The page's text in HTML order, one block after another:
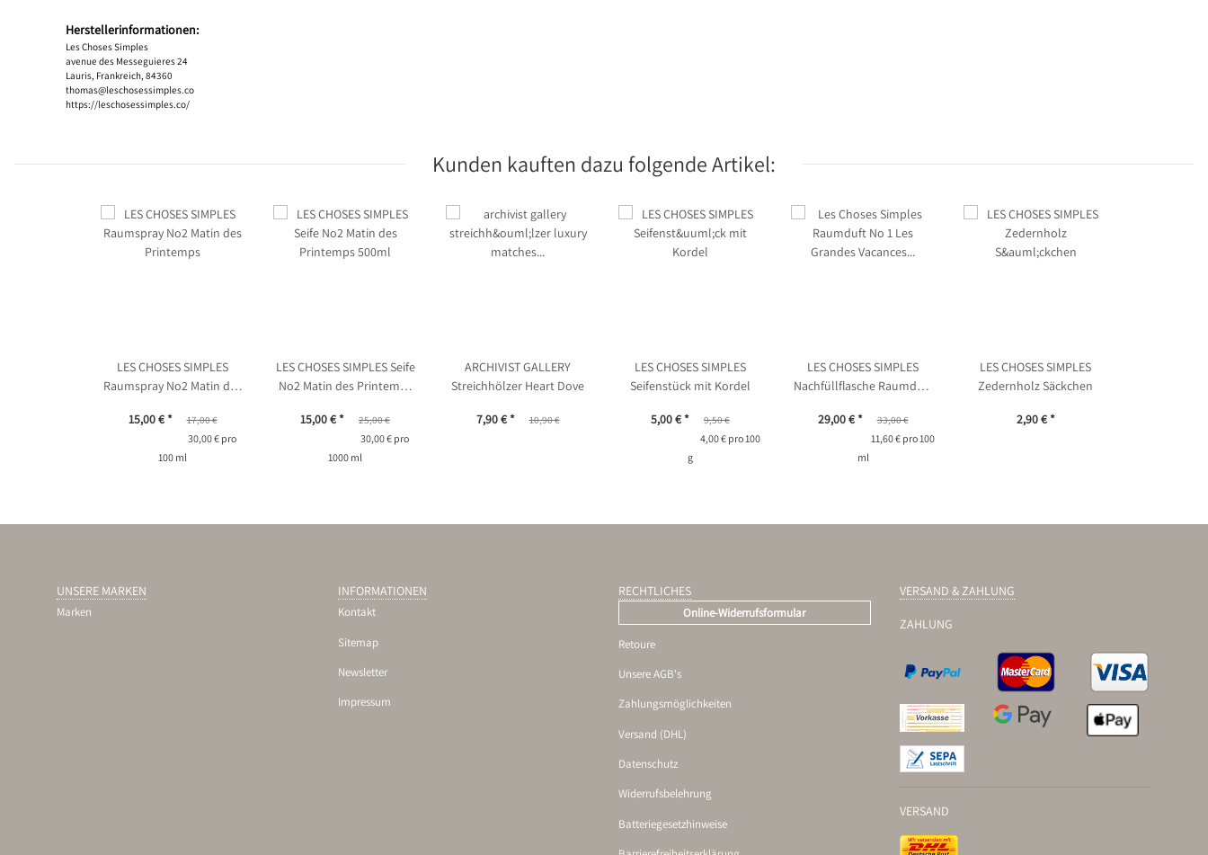
Herstellerinformationen:
Les Choses Simples
avenue des Messeguieres 24
Lauris, Frankreich, 84360
thomas@leschosessimples.co
https://leschosessimples.co/
Kunden kauften dazu folgende Artikel:
LES CHOSES SIMPLES
Raumspray No2 Matin des
15,00 € * 17,00 €
30,00 € pro
100 ml
LES CHOSES SIMPLES Seife
No2 Matin des Printemps
15,00 € * 25,00 €
30,00 € pro
1000 ml
ARCHIVIST GALLERY
Streichhölzer Heart Dove
7,90 € * 10,90 €
LES CHOSES SIMPLES
Seifenstück mit Kordel
5,00 € * 9,50 €
4,00 € pro 100
g
LES CHOSES SIMPLES
Nachfüllflasche Raumduft
29,00 € * 33,00 €
11,60 € pro 100
ml
LES CHOSES SIMPLES
Zedernholz Säckchen
2,90 € *
UNSERE MARKEN
Marken
INFORMATIONEN
Kontakt
Sitemap
Newsletter
Impressum
RECHTLICHES
Online-Widerrufsformular
Retoure
Unsere AGB's
Zahlungsmöglichkeiten
Versand (DHL)
Datenschutz
Widerrufsbelehrung
Batteriegesetzhinweise
VERSAND & ZAHLUNG
ZAHLUNG
VERSAND